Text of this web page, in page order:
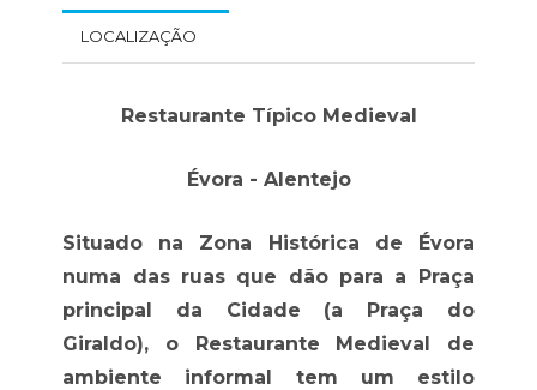
LOCALIZAÇÃO
Restaurante Típico Medieval
Évora - Alentejo
Situado na Zona Histórica de Évora
numa das ruas que dão para a Praça
principal da Cidade (a Praça do
Giraldo), o Restaurante Medieval de
ambiente informal tem um estilo